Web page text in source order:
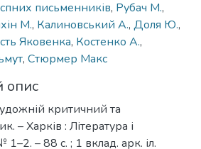
письменників, Рубач М.,
М., Калиновський А., Доля Ю.,
Яковенка, Костенко А.,
, Стюрмер Макс
опис
критичний та
– Харків : Література і
– 88 с. ; 1 вклад. арк. іл.